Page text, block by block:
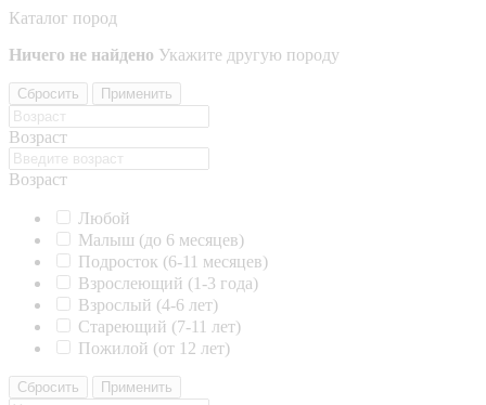
Каталог пород
Ничего не найдено Укажите другую породу
Сбросить Применить
Возраст
Возраст
Любой
Малыш (до 6 месяцев)
Подросток (6-11 месяцев)
Взрослеющий (1-3 года)
Взрослый (4-6 лет)
Стареющий (7-11 лет)
Пожилой (от 12 лет)
Сбросить Применить